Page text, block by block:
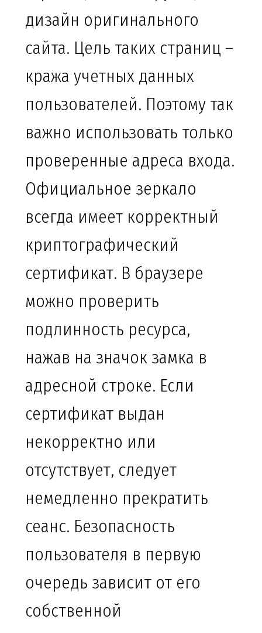
дизайн оригинального
сайта. Цель таких страниц –
кража учетных данных
пользователей. Поэтому так
важно использовать только
проверенные адреса входа.
Официальное зеркало
всегда имеет корректный
криптографический
сертификат. В браузере
можно проверить
подлинность ресурса,
нажав на значок замка в
адресной строке. Если
сертификат выдан
некорректно или
отсутствует, следует
немедленно прекратить
сеанс. Безопасность
пользователя в первую
очередь зависит от его
собственной